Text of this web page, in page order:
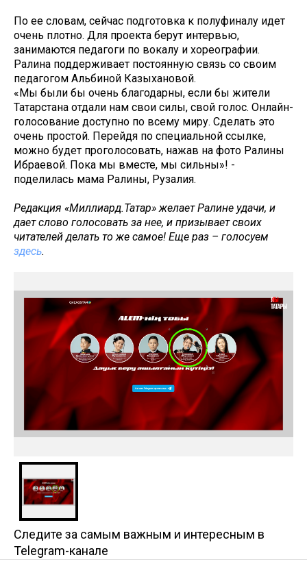
По ее словам, сейчас подготовка к полуфиналу идет
очень плотно. Для проекта берут интервью,
занимаются педагоги по вокалу и хореографии.
Ралина поддерживает постоянную связь со своим
педагогом Альбиной Казыхановой.
«Мы были бы очень благодарны, если бы жители
Татарстана отдали нам свои силы, свой голос. Онлайн-
голосование доступно по всему миру. Сделать это
очень простой. Перейдя по специальной ссылке,
можно будет проголосовать, нажав на фото Ралины
Ибраевой. Пока мы вместе, мы сильны»! -
поделилась мама Ралины, Рузалия.
Редакция «Миллиард.Татар» желает Ралине удачи, и
дает слово голосовать за нее, и призывает своих
читателей делать то же самое! Еще раз – голосуем
здесь.
Следите за самым важным и интересным в
Telegram-канале